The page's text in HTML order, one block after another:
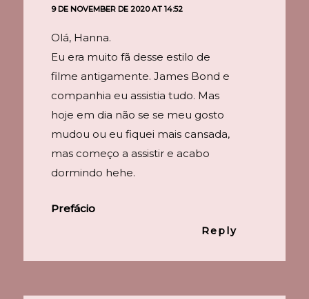
9 DE NOVEMBER DE 2020 AT 14:52
Olá, Hanna.
Eu era muito fã desse estilo de
filme antigamente. James Bond e
companhia eu assistia tudo. Mas
hoje em dia não se se meu gosto
mudou ou eu fiquei mais cansada,
mas começo a assistir e acabo
dormindo hehe.
Prefácio
Reply